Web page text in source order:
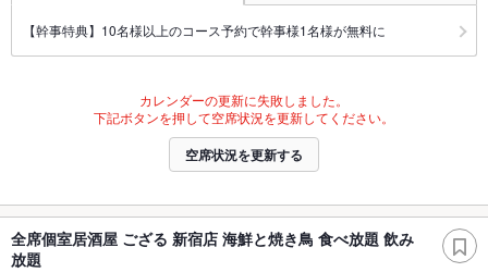
【幹事特典】10名様以上のコース予約で幹事様1名様が無料に
カレンダーの更新に失敗しました。
下記ボタンを押して空席状況を更新してください。
空席状況を更新する
全席個室居酒屋 ござる 新宿店 海鮮と焼き鳥 食べ放題 飲み
放題